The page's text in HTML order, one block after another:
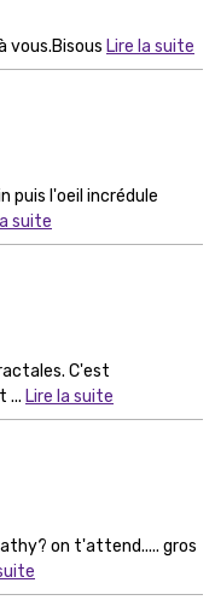
vous.Bisous Lire la suite
puis l'oeil incrédule
suite
C'est
... Lire la suite
on t'attend..... gros